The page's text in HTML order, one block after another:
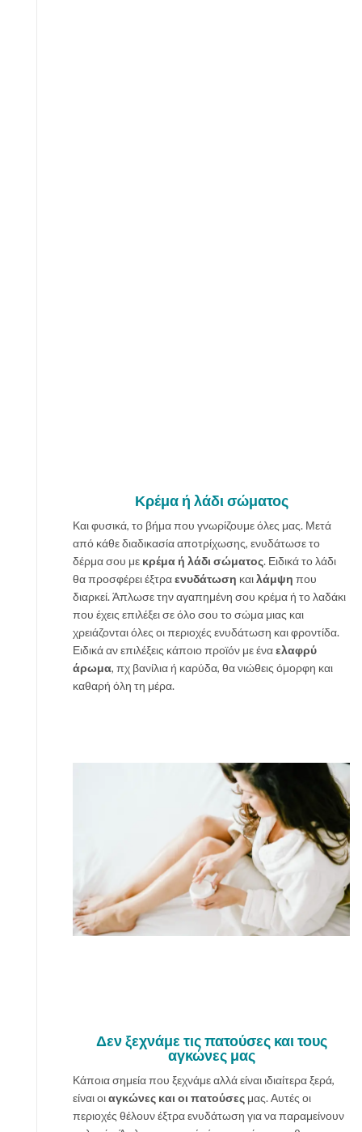
Κρέμα ή λάδι σώματος
Και φυσικά, το βήμα που γνωρίζουμε όλες μας. Μετά
από κάθε διαδικασία αποτρίχωσης, ενυδάτωσε το
δέρμα σου με κρέμα ή λάδι σώματος. Ειδικά το λάδι
θα προσφέρει έξτραενυδάτωση καιλάμψη που
διαρκεί. Άπλωσε την αγαπημένη σου κρέμα ή το λαδάκι
που έχεις επιλέξει σε όλο σου το σώμα μιας και
χρειάζονται όλες οι περιοχές ενυδάτωση και φροντίδα.
Ειδικά αν επιλέξεις κάποιο προϊόν με έναελαφρύ
άρωμα, πχ βανίλια ή καρύδα, θα νιώθεις όμορφη και
καθαρή όλη τη μέρα.
Δεν ξεχνάμε τις πατούσες και τους
αγκώνες μας
Κάποια σημεία που ξεχνάμε αλλά είναι ιδιαίτερα ξερά,
είναι οιαγκώνες και οι πατούσες μας. Αυτές οι
περιοχές θέλουν έξτρα ενυδάτωση για να παραμείνουν